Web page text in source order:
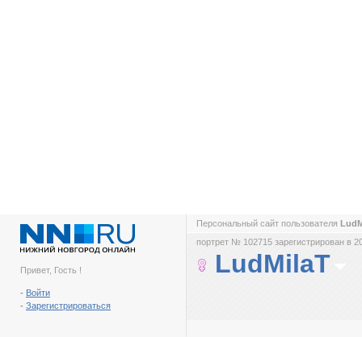
Привет, Гость !
- Войти
- Зарегистрироваться
Персональный сайт пользователя
портрет № 102715 зарегистрирован в
LudMilaT